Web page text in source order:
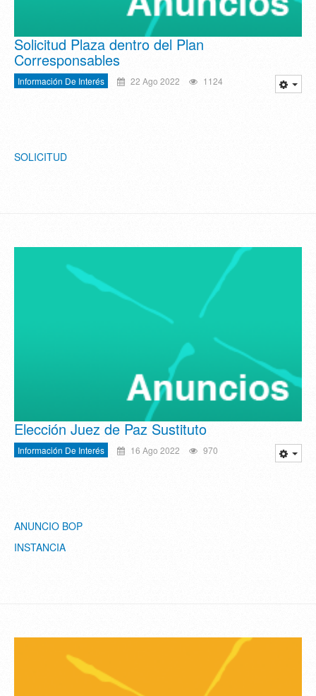
Solicitud Plaza dentro del Plan
Corresponsables
Información De Interés 22 Ago 2022 1124
SOLICITUD
Elección Juez de Paz Sustituto
Información De Interés 16 Ago 2022 970
ANUNCIO BOP
INSTANCIA